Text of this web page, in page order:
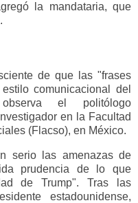
la mandataria, que
de que las "frases
comunicacional del
observa el politólogo
en la Facultad
(Flacso), en México.
serio las amenazas de
prudencia de lo que
de Trump". Tras las
estadounidense,